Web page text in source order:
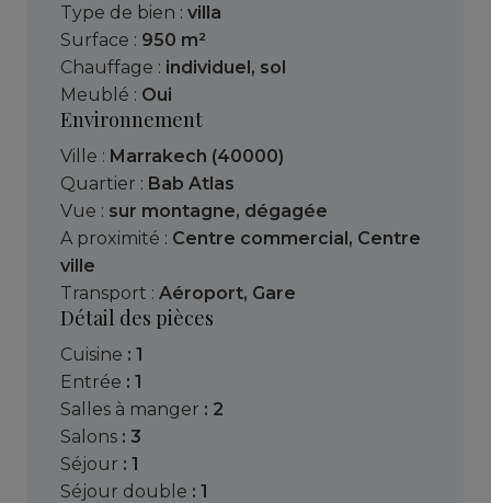
Type de bien : villa
Surface : 950 m²
Chauffage : individuel, sol
Meublé : Oui
Environnement
Ville : Marrakech (40000)
Quartier : Bab Atlas
Vue : sur montagne, dégagée
A proximité : Centre commercial, Centre
ville
Transport : Aéroport, Gare
Détail des pièces
cuisine : 1
entrée : 1
salles à manger : 2
salons : 3
séjour : 1
séjour double : 1